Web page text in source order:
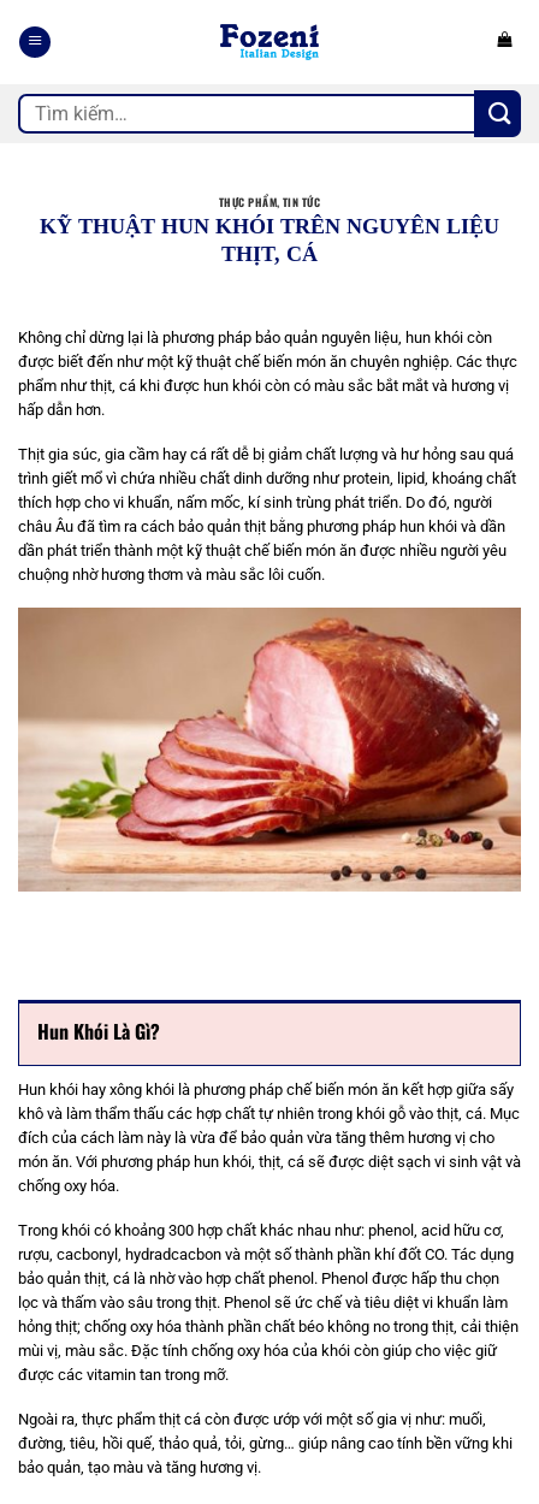
qua
Tìm
kiếm:
THỰC PHẨM, TIN TỨC
KỸ THUẬT HUN KHÓI TRÊN NGUYÊN LIỆU
THỊT, CÁ
Không chỉ dừng lại là phương pháp bảo quản nguyên liệu, hun khói còn
được biết đến như một kỹ thuật chế biến món ăn chuyên nghiệp. Các thực
phẩm như thịt, cá khi được hun khói còn có màu sắc bắt mắt và hương vị
hấp dẫn hơn.
Thịt gia súc, gia cầm hay cá rất dễ bị giảm chất lượng và hư hỏng sau quá
trình giết mổ vì chứa nhiều chất dinh dưỡng như protein, lipid, khoáng chất
thích hợp cho vi khuẩn, nấm mốc, kí sinh trùng phát triển. Do đó, người
châu Âu đã tìm ra cách bảo quản thịt bằng phương pháp hun khói và dần
dần phát triển thành một kỹ thuật chế biến món ăn được nhiều người yêu
chuộng nhờ hương thơm và màu sắc lôi cuốn.
Hun Khói Là Gì?
Hun khói hay xông khói là phương pháp chế biến món ăn kết hợp giữa sấy
khô và làm thẩm thấu các hợp chất tự nhiên trong khói gỗ vào thịt, cá. Mục
đích của cách làm này là vừa để bảo quản vừa tăng thêm hương vị cho
món ăn. Với phương pháp hun khói, thịt, cá sẽ được diệt sạch vi sinh vật và
chống oxy hóa.
Trong khói có khoảng 300 hợp chất khác nhau như: phenol, acid hữu cơ,
rượu, cacbonyl, hydradcacbon và một số thành phần khí đốt CO. Tác dụng
bảo quản thịt, cá là nhờ vào hợp chất phenol. Phenol được hấp thu chọn
lọc và thấm vào sâu trong thịt. Phenol sẽ ức chế và tiêu diệt vi khuẩn làm
hỏng thịt; chống oxy hóa thành phần chất béo không no trong thịt, cải thiện
mùi vị, màu sắc. Đặc tính chống oxy hóa của khói còn giúp cho việc giữ
được các vitamin tan trong mỡ.
Ngoài ra, thực phẩm thịt cá còn được ướp với một số gia vị như: muối,
đường, tiêu, hồi quế, thảo quả, tỏi, gừng… giúp nâng cao tính bền vững khi
bảo quản, tạo màu và tăng hương vị.